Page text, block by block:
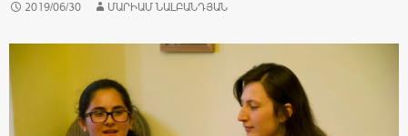
2019/06/30 ՄԱՐԻԱՄ ՆԱԼԲԱՆԴՅԱՆ